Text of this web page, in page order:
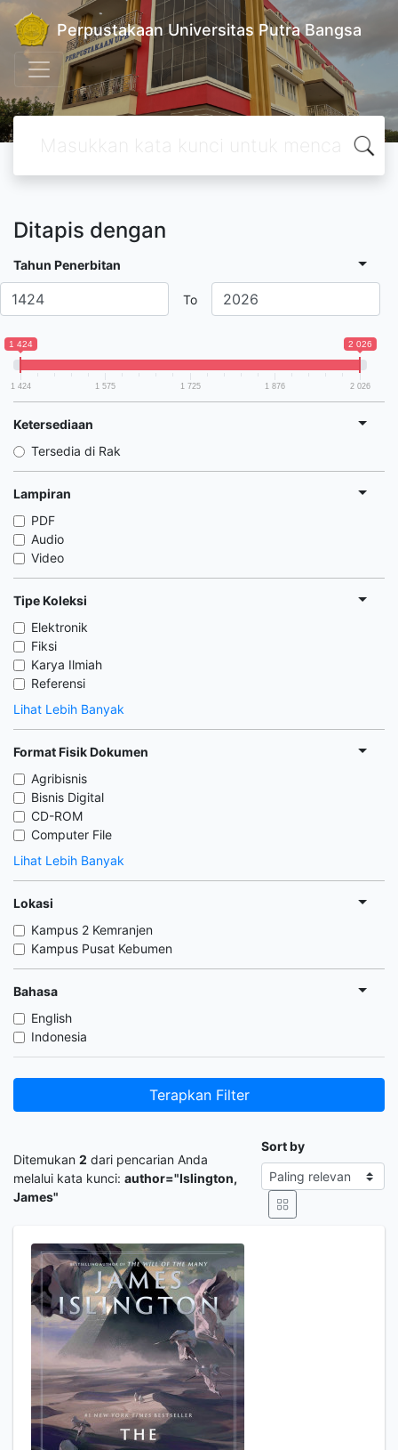
Perpustakaan Universitas Putra Bangsa
Ditapis dengan
Tahun Penerbitan
To
1 424 2 026
1 424 1 575 1 725 1 876 2 026
Ketersediaan
Tersedia di Rak
Lampiran
PDF
Audio
Video
Tipe Koleksi
Elektronik
Fiksi
Karya Ilmiah
Referensi
Lihat Lebih Banyak
Format Fisik Dokumen
Agribisnis
Bisnis Digital
CD-ROM
Computer File
Lihat Lebih Banyak
Lokasi
Kampus 2 Kemranjen
Kampus Pusat Kebumen
Bahasa
English
Indonesia
Terapkan Filter
Ditemukan 2 dari pencarian Anda
melalui kata kunci: author="Islington,
James"
Sort by